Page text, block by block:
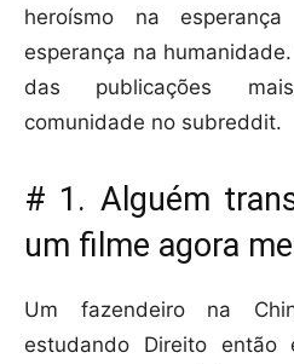
heroísmo na
esperança na
das publicações
comunidade no subreddit.
# 1. Alguém
um filme agora
Um fazendeiro na
estudando Direito então